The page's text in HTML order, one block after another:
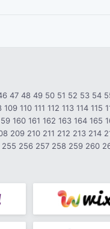
47 48 49 50 51 52 53 54
109 110 111 112 113 114 115
160 161 162 163 164 165
209 210 211 212 213 214
255 256 257 258 259 260